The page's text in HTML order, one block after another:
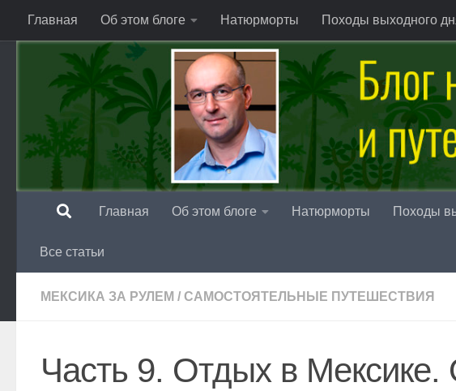
Перейти к содержимому
Главная Об этом блоге Натюрморты Походы выходного
Главная Об этом блоге Натюрморты Походы
Все статьи
МЕКСИКА ЗА РУЛЕМ / САМОСТОЯТЕЛЬНЫЕ ПУТЕШЕСТВИЯ
Часть 9. Отдых в Мексике.